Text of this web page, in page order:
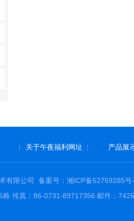
关于午夜福利网址 产品展
有限公司 备案号：湘ICP备52769285号
传真：86-0731-89717356 邮件：